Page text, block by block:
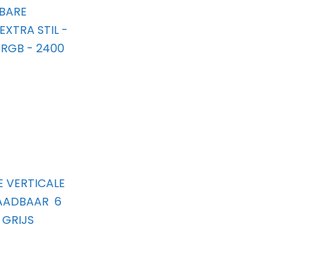
STIL -
RGB - 2400
VERTICALE
 6
GRIJS